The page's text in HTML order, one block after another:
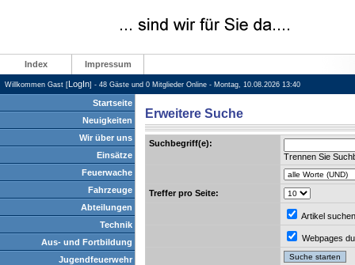
Index Impressum
Willkommen Gast [LogIn] - 48 Gäste und 0 Mitglieder Online - Montag, 10.08.2026 13:40
Startseite
Neuigkeiten
Wir über uns
Einsätze
Feuerwache
Fahrzeuge
Abteilungen
Technik
Aus- und Fortbildung
Jugendfeuerwehr
Erweitere Suche
Suchbegriff(e):
Trennen Sie
Treffer pro Seite:
Artikel suchen
Webpages